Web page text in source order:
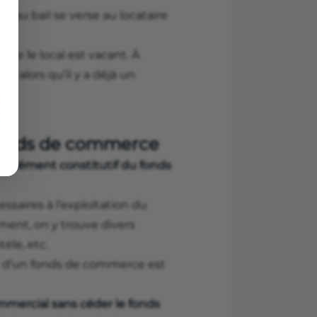
au bail se verse au locataire
le local est vacant. À
alors qu’il y a déjà un
de commerce
élément constitutif du fonds
à l’exploitation du
on y trouve divers
etc.
fonds de commerce est
sans céder le fonds